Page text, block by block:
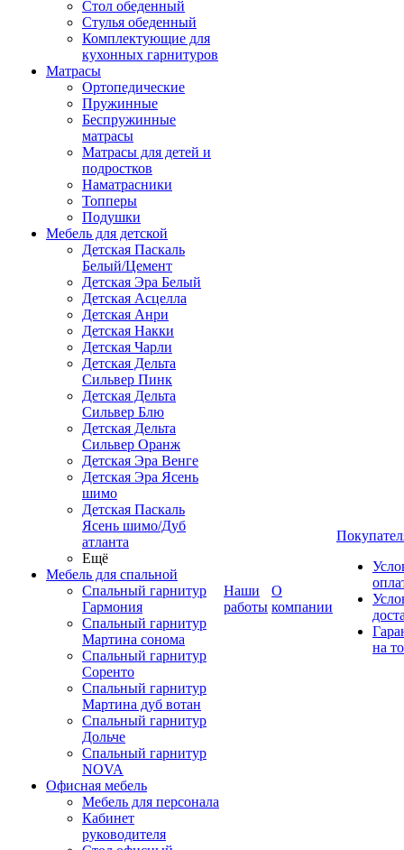
Стол обеденный
Стулья обеденный
Комплектующие для
кухонных гарнитуров
Матраcы
Ортопедические
Пружинные
Беспружинные
матрасы
Матрасы для детей и
подростков
Наматрасники
Топперы
Подушки
Мебель для детской
Детская Паскаль
Белый/Цемент
Детская Эра Белый
Детская Асцелла
Детская Анри
Детская Накки
Детская Чарли
Детская Дельта
Сильвер Пинк
Детская Дельта
Сильвер Блю
Детская Дельта
Сильвер Оранж
Детская Эра Венге
Детская Эра Ясень
шимо
Детская Паскаль
Ясень шимо/Дуб
атланта
Ещё
Мебель для спальной
Спальный гарнитур
Гармония
Спальный гарнитур
Мартина сонома
Спальный гарнитур
Соренто
Спальный гарнитур
Мартина дуб вотан
Спальный гарнитур
Дольче
Спальный гарнитур
NOVA
Офисная мебель
Мебель для персонала
Кабинет
руководителя
Наши
работы
О
компании
на